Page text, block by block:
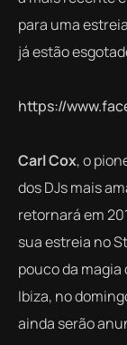
para uma
já estão
https://
Carl Cox, o
dos DJs mais
retornará em
sua estreia no
pouco da magia
Ibiza, no
ainda serão